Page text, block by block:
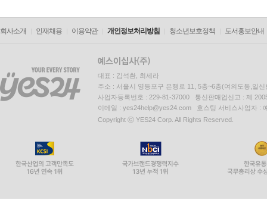
회사소개 인재채용 이용약관 개인정보처리방침 청소년보호정책 도서홍보안내
대표 : 김석환, 최세라
주소 : 서울시 영등포구 은행로 11, 5층~6층(여의도동,일신
사업자등록번호 : 229-81-37000 통신판매업신고 : 제
이메일 : yes24help@yes24.com 호스팅 서비스사업자 :
Copyright ⓒ YES24 Corp. All Rights Reserved.